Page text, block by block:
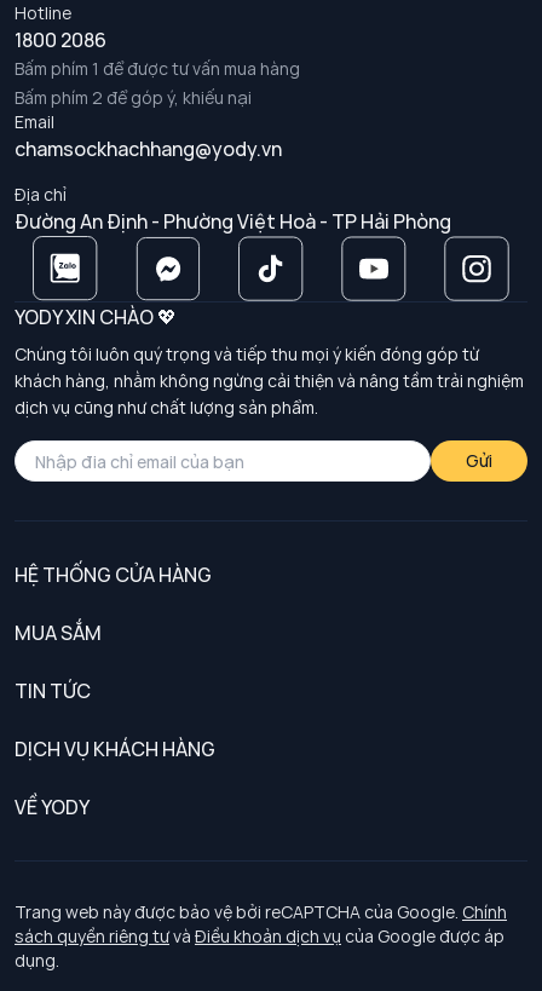
Hotline
1800 2086
Bấm phím 1 để được tư vấn mua hàng
Bấm phím 2 để góp ý, khiếu nại
Email
chamsockhachhang@yody.vn
Địa chỉ
Đường An Định - Phường Việt Hoà - TP Hải Phòng
YODY XIN CHÀO 💖
Chúng tôi luôn quý trọng và tiếp thu mọi ý kiến đóng góp từ
khách hàng, nhằm không ngừng cải thiện và nâng tầm trải nghiệm
dịch vụ cũng như chất lượng sản phẩm.
Gửi
HỆ THỐNG CỬA HÀNG
MUA SẮM
TIN TỨC
DỊCH VỤ KHÁCH HÀNG
Chính sách khách hàng thân thiết
Chính sách bảo vệ dữ liệu cá nhân
Chính sách thanh toán, giao nhận
VỀ YODY
Tuyển dụng
Trang web này được bảo vệ bởi reCAPTCHA của Google. Chính
sách quyền riêng tưvà Điều khoản dịch vụ của Google được áp
dụng.